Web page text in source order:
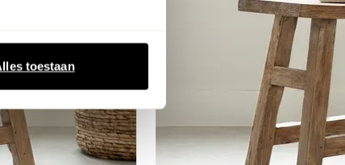
toestaan